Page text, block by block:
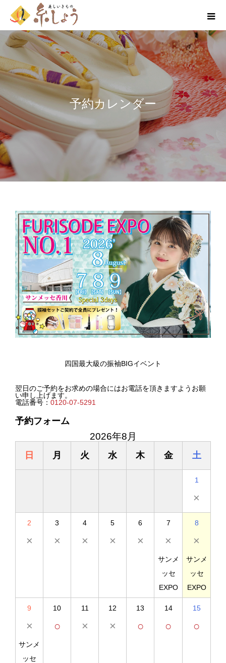
予約カレンダー
四国最大級の振袖BIGイベント
翌日のご予約をお求めの場合にはお電話を頂きますようお願
い申し上げます。
電話番号： 0120-07-5291
予約フォーム
2026年8月
日 月 火 水 木 金 土
1
×
2
×
3
×
4
×
5
×
6
×
7
×
サンメ
ッセ
EXPO
8
×
サンメ
ッセ
EXPO
9
×
サンメ
ッセ
10
○
11
×
12
×
13
○
14
○
15
○